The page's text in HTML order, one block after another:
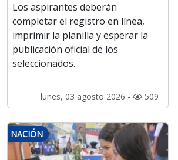
Los aspirantes deberán
completar el registro en línea,
imprimir la planilla y esperar la
publicación oficial de los
seleccionados.
lunes, 03 agosto 2026 - 509
NACIÓN